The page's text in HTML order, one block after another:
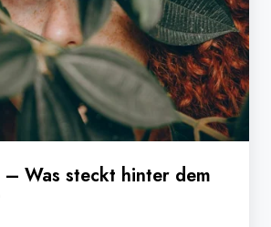
Was steckt hinter dem